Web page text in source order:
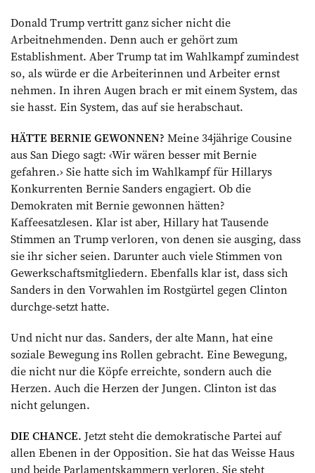
Donald Trump vertritt ganz sicher nicht die
Arbeitnehmenden. Denn auch er gehört zum
Establishment. Aber Trump tat im Wahlkampf zumindest
so, als würde er die Arbeiterinnen und Arbeiter ernst
nehmen. In ihren Augen brach er mit einem System, das
sie hasst. Ein System, das auf sie herabschaut.
HÄTTE BERNIE GEWONNEN? Meine 34jährige Cousine
aus San Diego sagt: ‹Wir wären besser mit Bernie
gefahren.› Sie hatte sich im Wahlkampf für Hillarys
Konkurrenten Bernie Sanders engagiert. Ob die
Demokraten mit Bernie gewonnen hätten?
Kaffeesatzlesen. Klar ist aber, Hillary hat Tausende
Stimmen an Trump verloren, von denen sie ausging, dass
sie ihr sicher seien. Darunter auch viele Stimmen von
Gewerkschaftsmitgliedern. Ebenfalls klar ist, dass sich
Sanders in den Vorwahlen im Rostgürtel gegen Clinton
durchge-setzt hatte.
Und nicht nur das. Sanders, der alte Mann, hat eine
soziale Bewegung ins Rollen gebracht. Eine Bewegung,
die nicht nur die Köpfe erreichte, sondern auch die
Herzen. Auch die Herzen der Jungen. Clinton ist das
nicht gelungen.
DIE CHANCE. Jetzt steht die demokratische Partei auf
allen Ebenen in der Opposition. Sie hat das Weisse Haus
und beide Parlamentskammern verloren. Sie steht